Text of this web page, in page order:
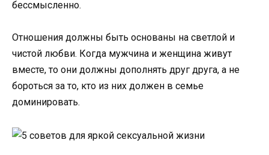
бессмысленно.
Отношения должны быть основаны на светлой и
чистой любви. Когда мужчина и женщина живут
вместе, то они должны дополнять друг друга, а не
бороться за то, кто из них должен в семье
доминировать.